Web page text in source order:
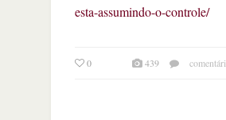
esta-assumindo-o-controle/
0 439